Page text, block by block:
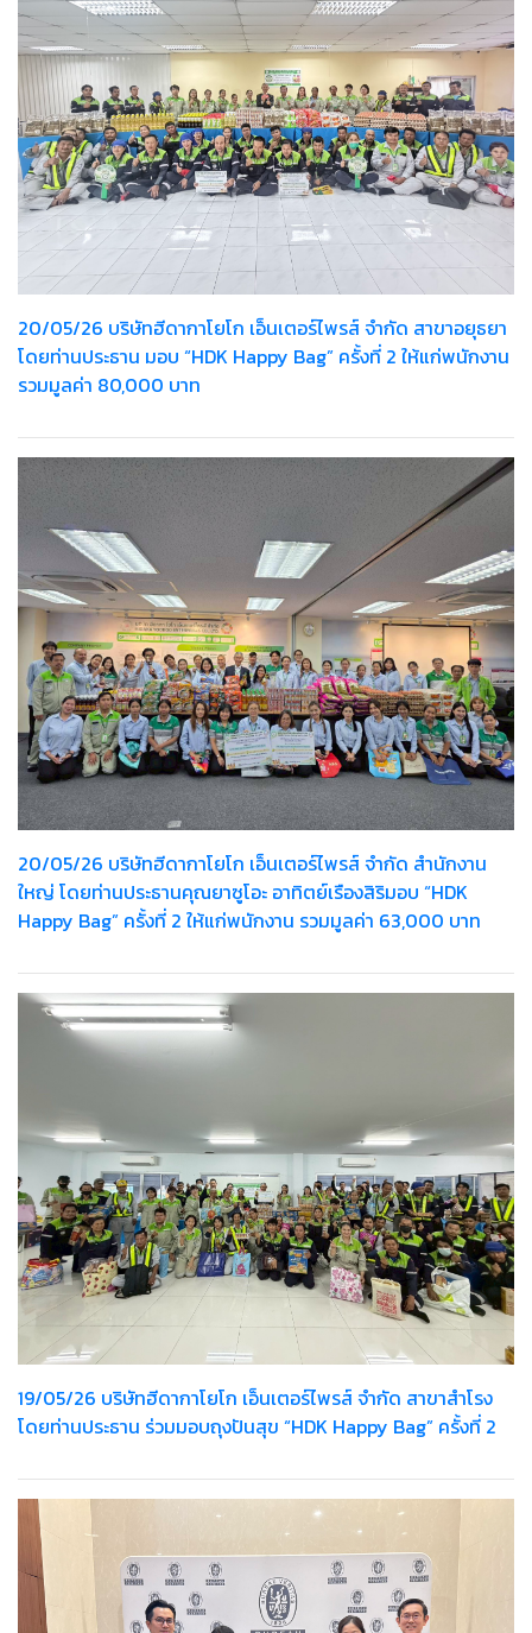
20/05/26 บริษัทฮีดากาโยโก เอ็นเตอร์ไพรส์ จำกัด สาขาอยุธยา
โดยท่านประธาน มอบ “HDK Happy Bag” ครั้งที่ 2 ให้แก่พนักงาน
รวมมูลค่า 80,000 บาท
20/05/26 บริษัทฮีดากาโยโก เอ็นเตอร์ไพรส์ จำกัด สำนักงาน
ใหญ่ โดยท่านประธานคุณยาซูโอะ อาทิตย์เรืองสิริมอบ “HDK
Happy Bag” ครั้งที่ 2 ให้แก่พนักงาน รวมมูลค่า 63,000 บาท
19/05/26 บริษัทฮีดากาโยโก เอ็นเตอร์ไพรส์ จำกัด สาขาสำโรง
โดยท่านประธาน ร่วมมอบถุงปันสุข “HDK Happy Bag” ครั้งที่ 2